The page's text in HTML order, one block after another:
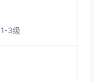
1-3级